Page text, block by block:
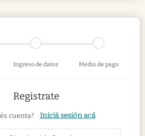
Ingreso de datos Medio de pago
Registrate
cuenta? Iniciá sesión acá